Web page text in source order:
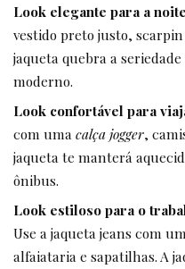
Look elegante para a
vestido preto justo, scarpin
jaqueta quebra a
moderno.
Look confortável para
com uma calça jogger,
jaqueta te manterá
ônibus.
Look estiloso para o
Use a jaqueta jeans com
alfaiataria e sapatilhas. A